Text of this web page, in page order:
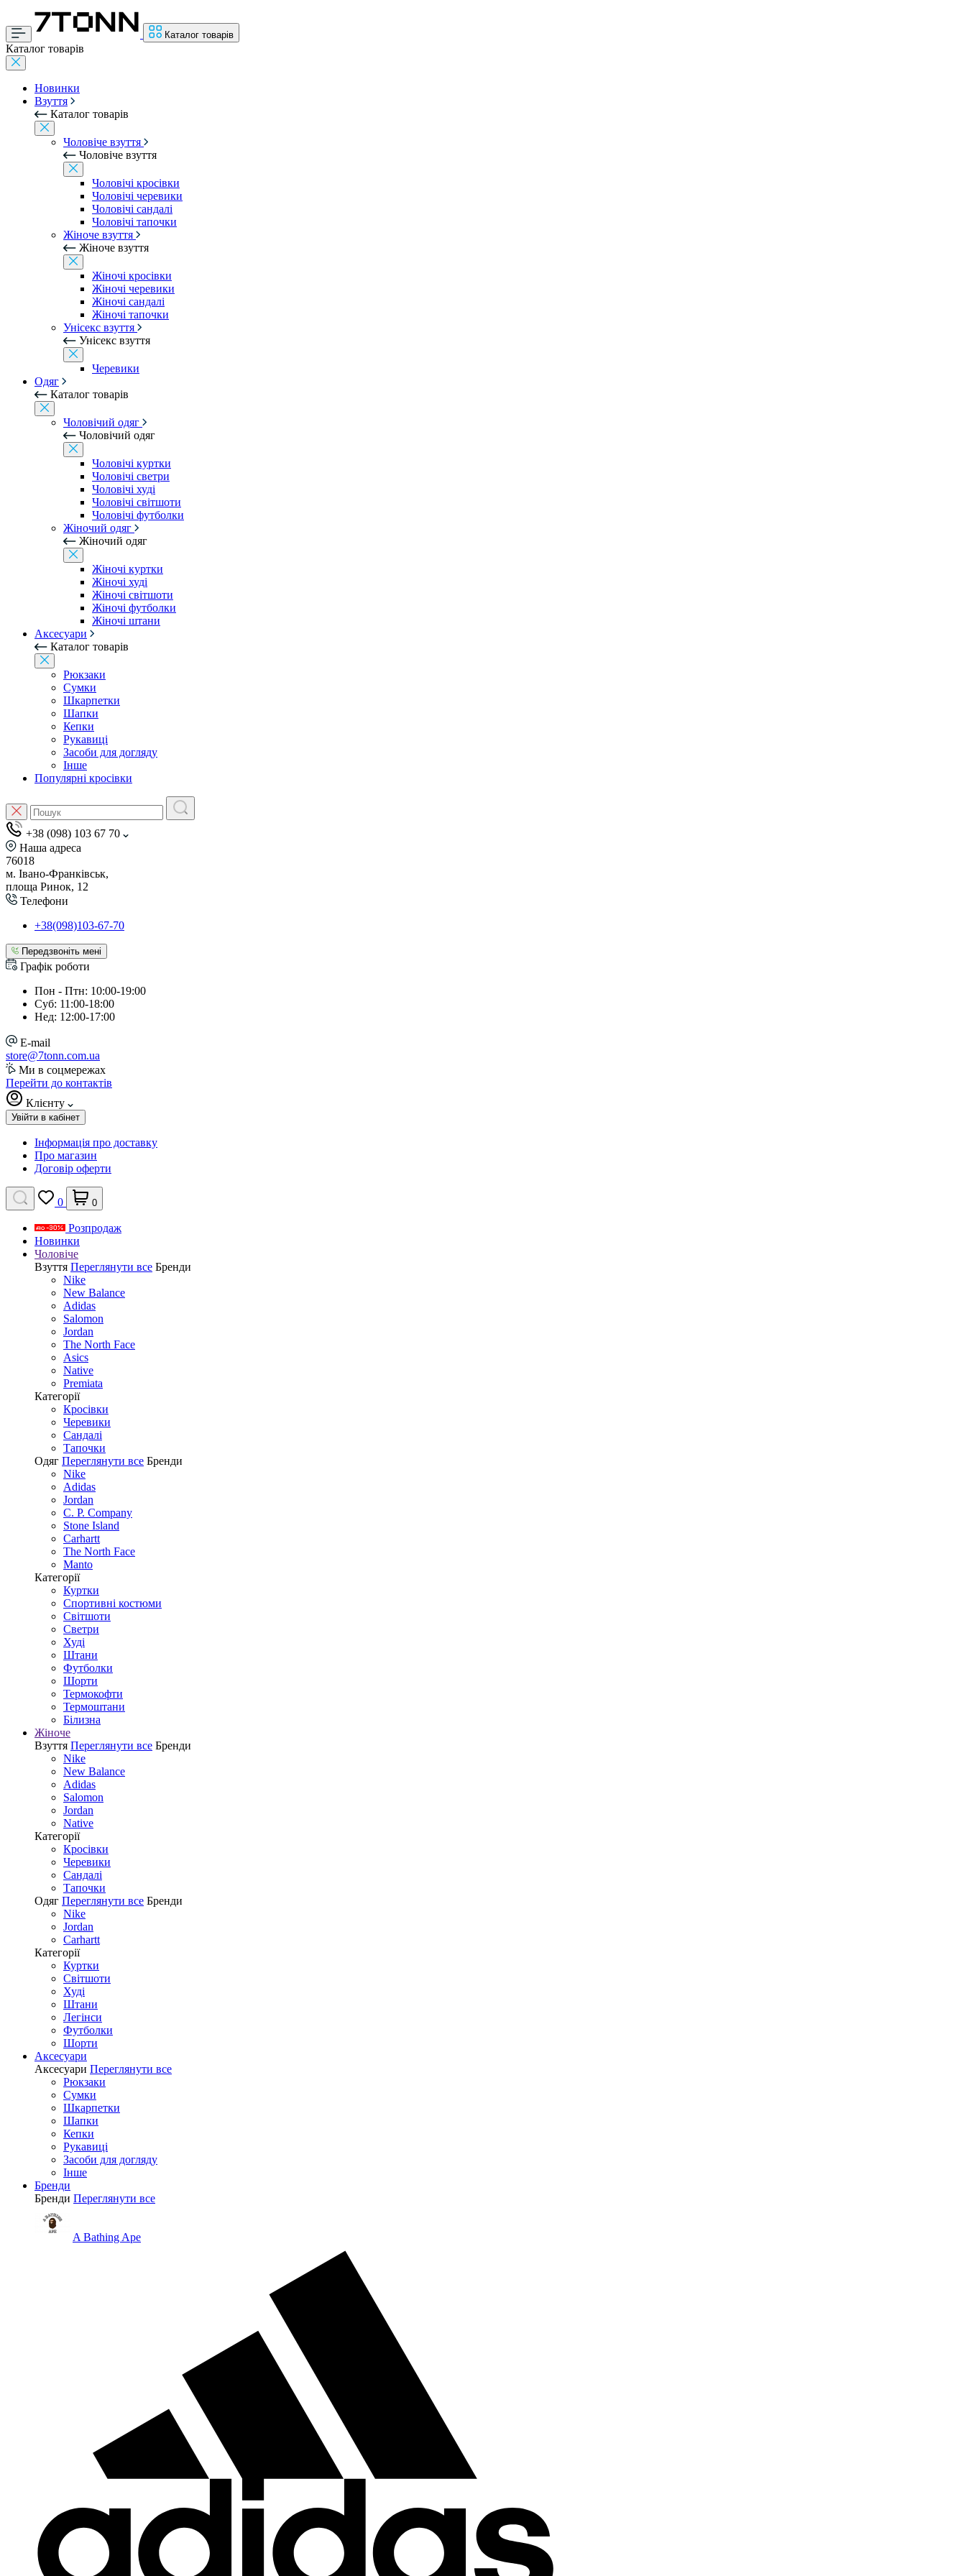
Каталог товарів
Каталог товарів
Новинки
Взуття
Каталог товарів
Чоловіче взуття
Чоловіче взуття
Чоловічі кросівки
Чоловічі черевики
Чоловічі сандалі
Чоловічі тапочки
Жіноче взуття
Жіноче взуття
Жіночі кросівки
Жіночі черевики
Жіночі сандалі
Жіночі тапочки
Унісекс взуття
Унісекс взуття
Черевики
Одяг
Каталог товарів
Чоловічий одяг
Чоловічий одяг
Чоловічі куртки
Чоловічі светри
Чоловічі худі
Чоловічі світшоти
Чоловічі футболки
Жіночий одяг
Жіночий одяг
Жіночі куртки
Жіночі худі
Жіночі світшоти
Жіночі футболки
Жіночі штани
Аксесуари
Каталог товарів
Рюкзаки
Сумки
Шкарпетки
Шапки
Кепки
Рукавиці
Засоби для догляду
Інше
Популярні кросівки
+38 (098) 103 67 70
Наша адреса
76018
м. Івано-Франківськ,
площа Ринок, 12
Телефони
+38(098)103-67-70
Передзвоніть мені
Графік роботи
Пон - Птн: 10:00-19:00
Суб: 11:00-18:00
Нед: 12:00-17:00
E-mail
store@7tonn.com.ua
Ми в соцмережах
Перейти до контактів
Клієнту
Увійти в кабінет
Інформація про доставку
Про магазин
Договір оферти
0 0
Розпродаж
Новинки
Чоловіче
Взуття Переглянути все Бренди
Nike
New Balance
Adidas
Salomon
Jordan
The North Face
Asics
Native
Premiata
Категорії
Кросівки
Черевики
Сандалі
Tапочки
Одяг Переглянути все Бренди
Nike
Adidas
Jordan
C. P. Company
Stone Island
Carhartt
The North Face
Manto
Категорії
Куртки
Спортивні костюми
Світшоти
Светри
Худі
Штани
Футболки
Шорти
Термокофти
Термоштани
Білизна
Жіноче
Взуття Переглянути все Бренди
Nike
New Balance
Adidas
Salomon
Jordan
Native
Категорії
Кросівки
Черевики
Сандалі
Tапочки
Одяг Переглянути все Бренди
Nike
Jordan
Carhartt
Категорії
Куртки
Світшоти
Худі
Штани
Легінси
Футболки
Шорти
Аксесуари
Аксесуари Переглянути все
Рюкзаки
Сумки
Шкарпетки
Шапки
Кепки
Рукавиці
Засоби для догляду
Інше
Бренди
Бренди Переглянути все
A Bathing Ape